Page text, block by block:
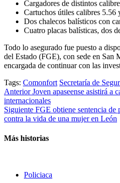
Cargadores de distintos
Cartuchos útiles calibres 5.56
Dos chalecos balísticos con
Cuatro placas balísticas, dos
Todo lo asegurado fue puesto a
del Estado (FGE), con sede en San
encargada de continuar con las
Tags: Comonfort Secretaría de
Post
navigation
AnteriorJoven apaseense asistirá a
internacionales
Siguiente FGE obtiene sentencia de
contra la vida de una mujer en León
Más historias
Policiaca